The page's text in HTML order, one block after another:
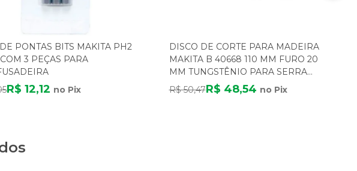
PONTAS BITS MAKITA PH2
3 PEÇAS PARA
R$ 12,12 no Pix
DISCO DE CORTE PARA MADEIRA
MAKITA B 40668 110 MM FURO 20
MM TUNGSTÊNIO PARA SERRA
MÁRMORE
R$ 50,47R$ 48,54 no Pix